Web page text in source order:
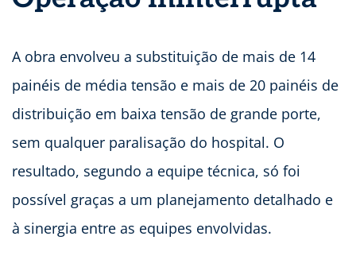
A obra envolveu a substituição de mais de 14
painéis de média tensão e mais de 20 painéis de
distribuição em baixa tensão de grande porte,
sem qualquer paralisação do hospital. O
resultado, segundo a equipe técnica, só foi
possível graças a um planejamento detalhado e
à sinergia entre as equipes envolvidas.